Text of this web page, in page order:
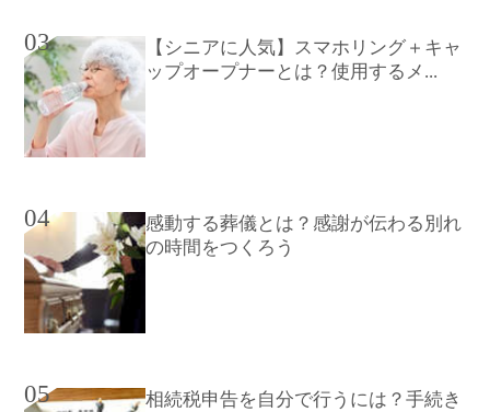
03
【シニアに人気】スマホリング＋キャ
ップオープナーとは？使用するメ...
04
感動する葬儀とは？感謝が伝わる別れ
の時間をつくろう
05
相続税申告を自分で行うには？手続き